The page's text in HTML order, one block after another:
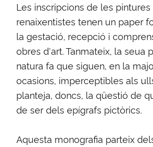
Les inscripcions de les
renaixentistes tenen un paper
la gestació, recepció i
obres d'art. Tanmateix, la seua
natura fa que siguen, en la
ocasions, imperceptibles als
planteja, doncs, la qüestió de
de ser dels epígrafs pictòrics.
Aquesta monografia parteix